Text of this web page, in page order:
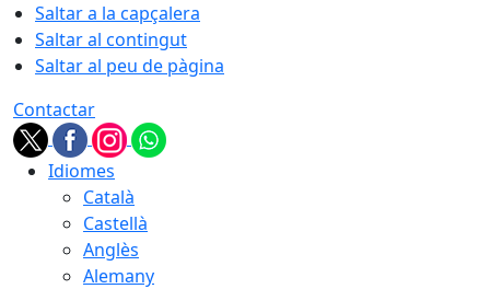
Saltar a la capçalera
Saltar al contingut
Saltar al peu de pàgina
Contactar
Idiomes
Català
Castellà
Anglès
Alemany